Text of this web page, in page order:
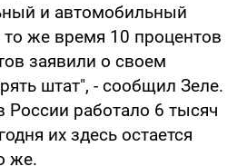
и автомобильный
же время 10 процентов
заявили о своем
штат", - сообщил Зеле.
России работало 6 тысяч
их здесь остается
же.